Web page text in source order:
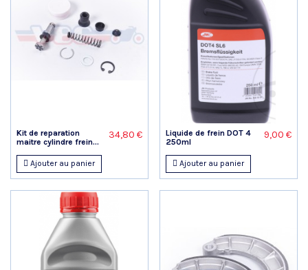
Kit de reparation
maitre cylindre frein...
34,80 €
Ajouter au panier
Liquide de frein DOT 4
250ml
9,00 €
Ajouter au panier